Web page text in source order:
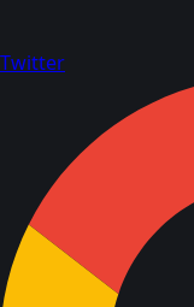
Twitter